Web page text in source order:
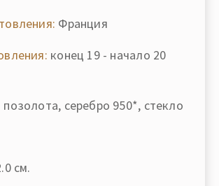
Франция
конец 19 - начало 20
позолота, серебро 950*, стекло
см.